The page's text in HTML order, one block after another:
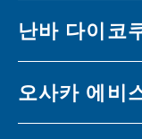
난바 다이코
오사카 에비